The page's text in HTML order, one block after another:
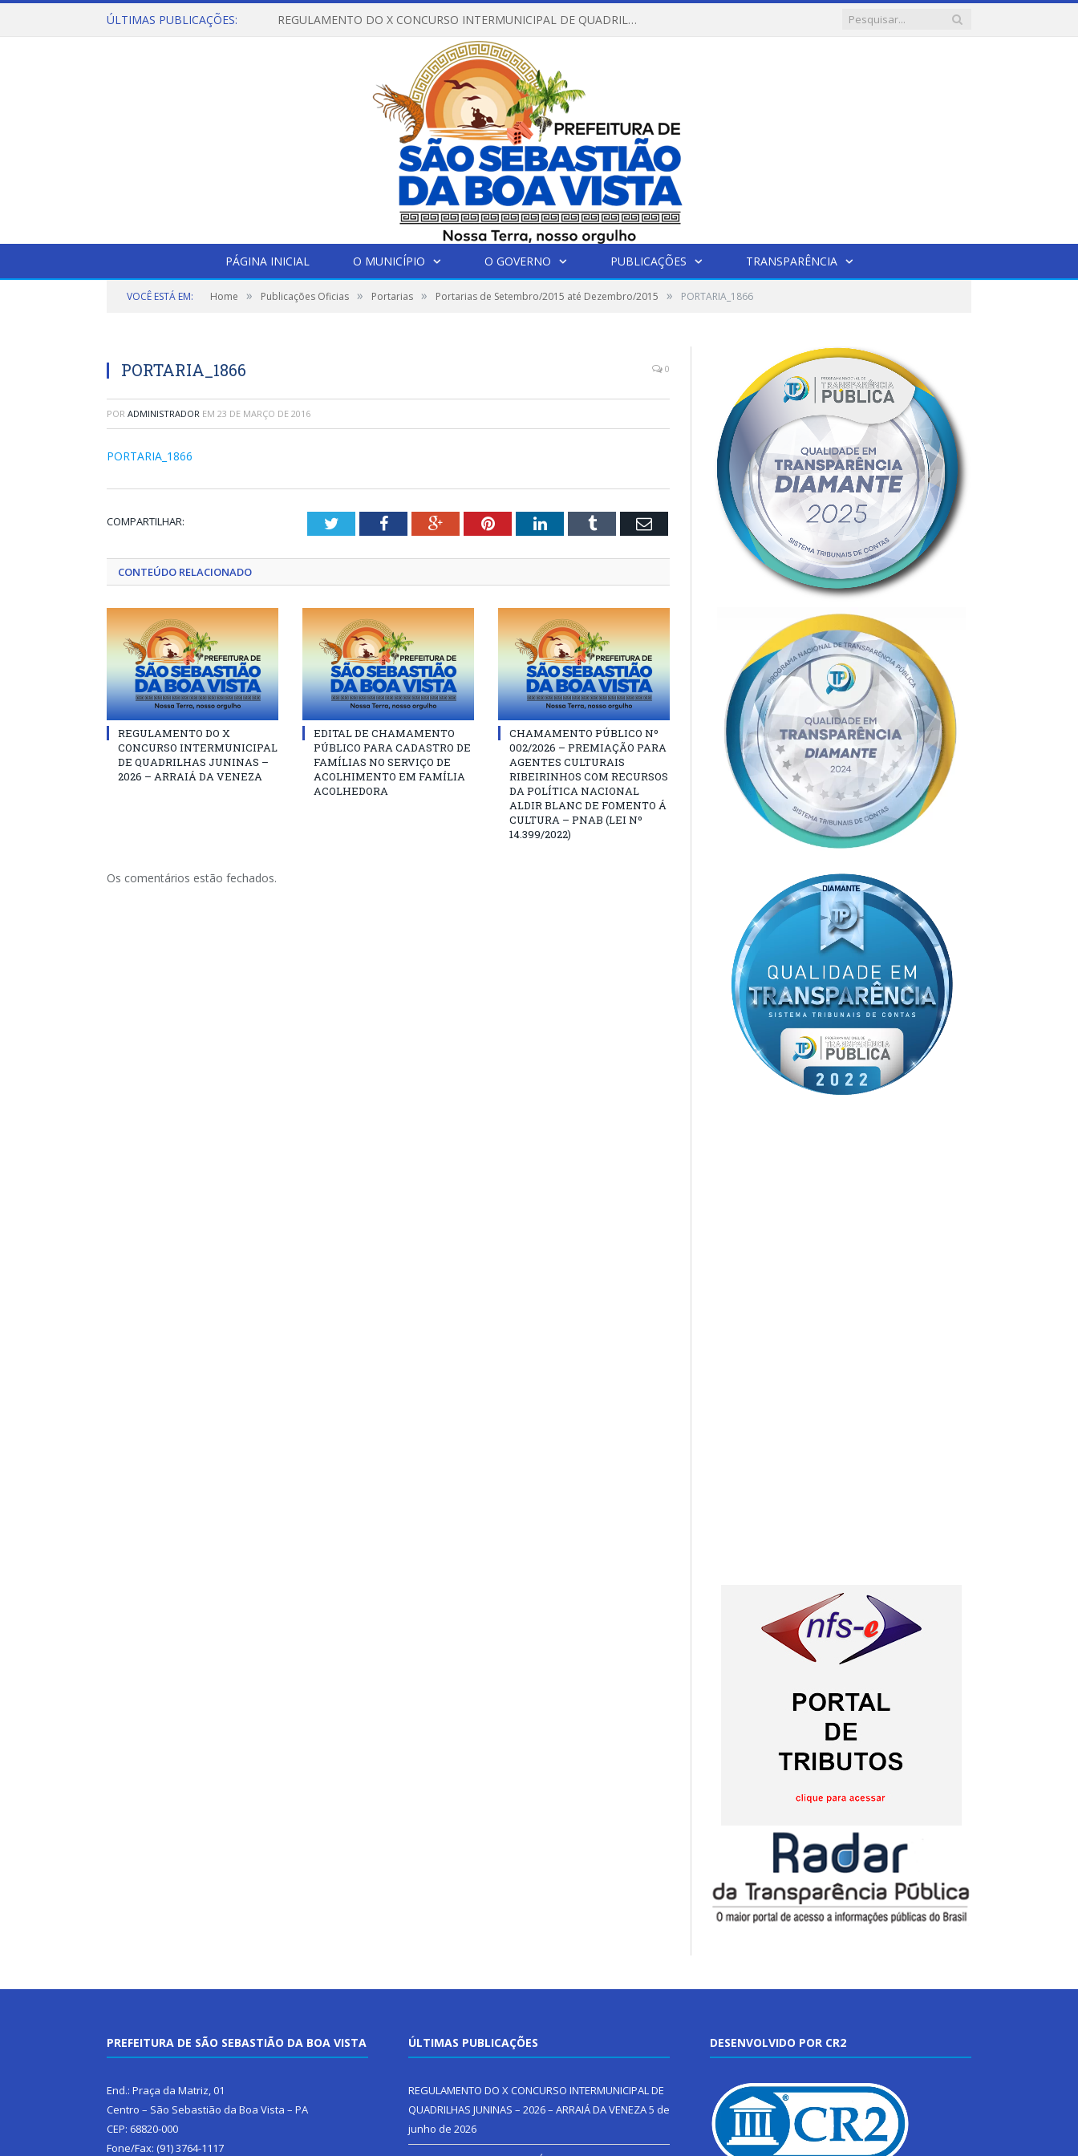
ÚLTIMAS PUBLICAÇÕES: REGULAMENTO DO X CONCURSO INTERMUNICIPAL DE QUADRILHAS JUNINAS – 2026 – ARRAIÁ DA VENEZA
PÁGINA INICIAL O MUNICÍPIO O GOVERNO PUBLICAÇÕES TRANSPARÊNCIA
VOCÊ ESTÁ EM: Home » Publicações Oficias » Portarias » Portarias de Setembro/2015 até Dezembro/2015 » PORTARIA_1866
PORTARIA_1866 0
POR ADMINISTRADOR EM 23 DE MARÇO DE 2016
PORTARIA_1866
COMPARTILHAR: TwitterFacebookGoogle+PinterestLinkedInTumblr Email
CONTEÚDO RELACIONADO
REGULAMENTO DO X
CONCURSO INTERMUNICIPAL
DE QUADRILHAS JUNINAS –
2026 – ARRAIÁ DA VENEZA
EDITAL DE CHAMAMENTO
PÚBLICO PARA CADASTRO DE
FAMÍLIAS NO SERVIÇO DE
ACOLHIMENTO EM FAMÍLIA
ACOLHEDORA
CHAMAMENTO PÚBLICO Nº
002/2026 – PREMIAÇÃO PARA
AGENTES CULTURAIS
RIBEIRINHOS COM RECURSOS
DA POLÍTICA NACIONAL
ALDIR BLANC DE FOMENTO Á
CULTURA – PNAB (LEI Nº
14.399/2022)
Os comentários estão fechados.
PREFEITURA DE SÃO SEBASTIÃO DA BOA VISTA
End.: Praça da Matriz, 01
Centro – São Sebastião da Boa Vista – PA
CEP: 68820-000
Fone/Fax: (91) 3764-1117
ÚLTIMAS PUBLICAÇÕES
REGULAMENTO DO X CONCURSO INTERMUNICIPAL DE
QUADRILHAS JUNINAS – 2026 – ARRAIÁ DA VENEZA5 de
junho de 2026
DESENVOLVIDO POR CR2